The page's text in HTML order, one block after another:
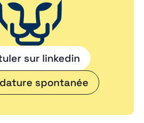
sur linkedin
spontanée